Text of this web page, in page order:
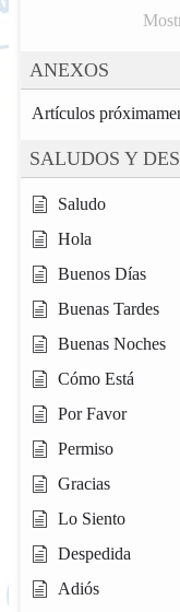
ANEXOS
Artículos
SALUDOS Y
Saludo
Hola
Buenos Días
Buenas Tardes
Buenas Noches
Cómo Está
Por Favor
Permiso
Gracias
Lo Siento
Despedida
Adiós